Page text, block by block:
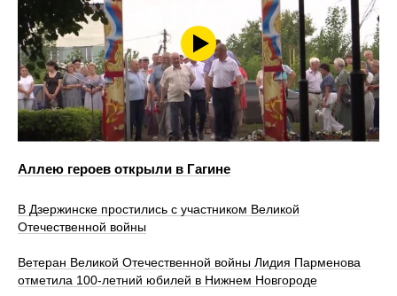
Аллею героев открыли в Гагине
В Дзержинске простились с участником Великой
Отечественной войны
Ветеран Великой Отечественной войны Лидия Парменова
отметила 100-летний юбилей в Нижнем Новгороде